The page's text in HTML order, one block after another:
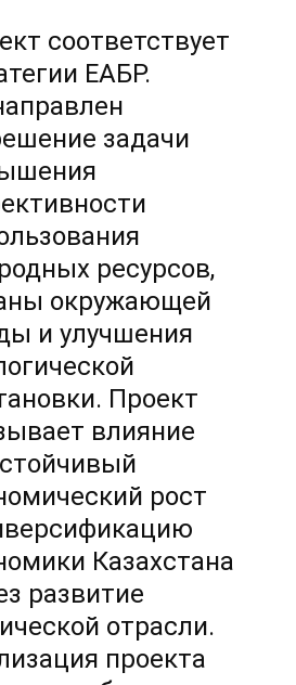
соответствует
ЕАБР.
задачи
ресурсов,
окружающей
и улучшения
Проект
влияние
рост
Казахстана
развитие
отрасли.
проекта